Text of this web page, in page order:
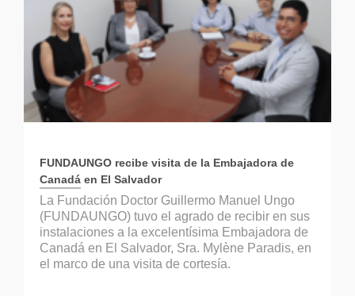
FUNDAUNGO recibe visita de la Embajadora de
Canadá en El Salvador
La Fundación Doctor Guillermo Manuel Ungo
(FUNDAUNGO) tuvo el agrado de recibir en sus
instalaciones a la excelentísima Embajadora de
Canadá en El Salvador, Sra. Mylène Paradis, en
el marco de una visita de cortesía.